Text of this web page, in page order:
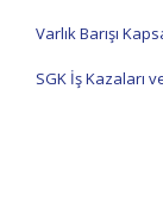
Varlık Barışı
SGK İş Kazaları